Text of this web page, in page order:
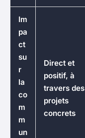
Im
pa
ct
su
r
la
co
m
m
un
Direct et
positif, à
travers des
projets
concrets